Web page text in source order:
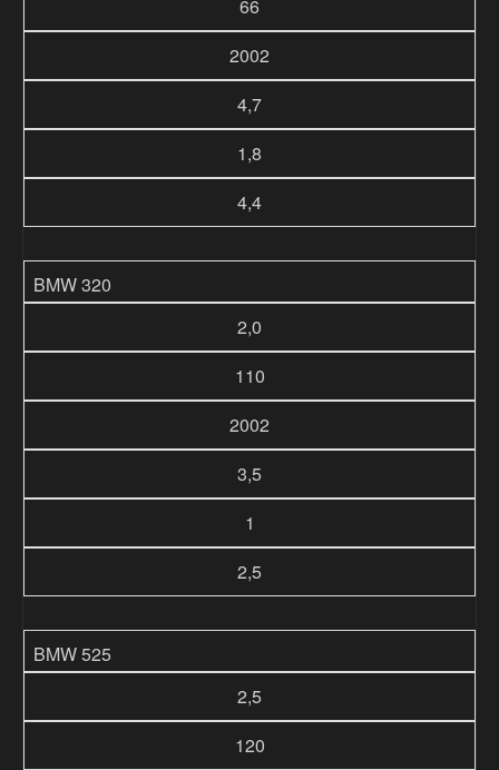
66
2002
4,7
1,8
4,4
BMW 320
2,0
110
2002
3,5
1
2,5
BMW 525
2,5
120